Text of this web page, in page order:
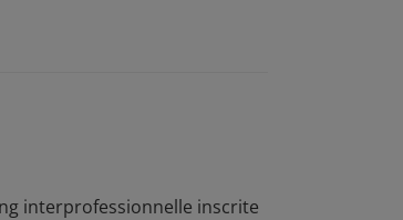
interprofessionnelle inscrite